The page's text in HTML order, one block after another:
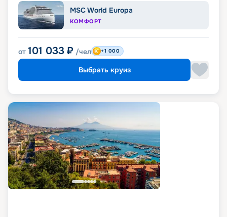
MSC World Europa
КОМФОРТ
от 101 033 ₽ /чел +1 000
Выбрать круиз